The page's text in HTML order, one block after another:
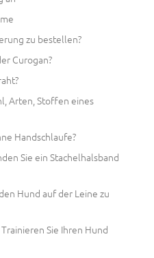
zu bestellen?
Curogan?
Arten, Stoffen eines
Handschlaufe?
Sie ein Stachelhalsband
Hund auf der Leine zu
Sie Ihren Hund